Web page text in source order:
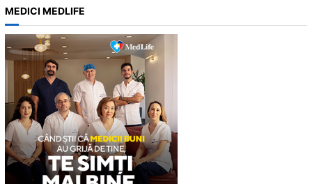
r
c
h
MEDICI MEDLIFE